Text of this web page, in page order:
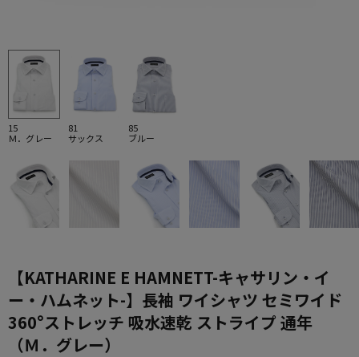
15
Ｍ．グレー
81
サックス
85
ブルー
【KATHARINE E HAMNETT-キャサリン・イ
ー・ハムネット-】長袖 ワイシャツ セミワイド
360°ストレッチ 吸水速乾 ストライプ 通年
（Ｍ．グレー）